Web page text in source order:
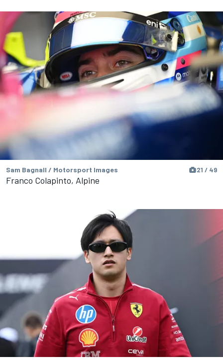
Sam Bagnall / Motorsport Images 21 / 49
Franco Colapinto, Alpine